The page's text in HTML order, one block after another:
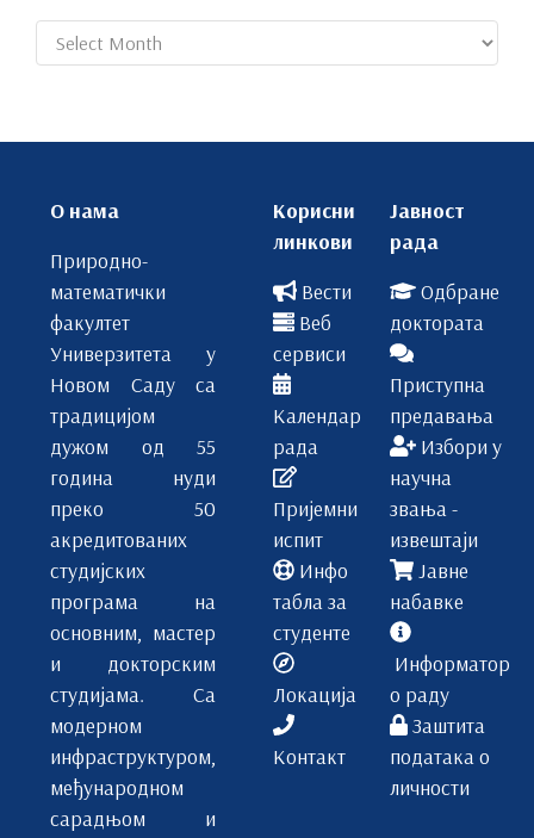
Archives
О нама
Природно-
математички
факултет
Универзитета у
Новом Саду са
традицијом
дужом од 55
година нуди
преко 50
акредитованих
студијских
програма на
основним, мастер
и докторским
студијама. Са
модерном
инфраструктуром,
међународном
сарадњом и
Корисни
линкови
Вести
Веб
сервиси
Календар
рада
Пријемни
испит
Инфо
табла за
студенте
Локација
Контакт
Јавност
рада
Одбране
доктората
Приступна
предавања
Избори у
научна
звања -
извештаји
Јавне
набавке
Информатор
о раду
Заштита
података о
личности